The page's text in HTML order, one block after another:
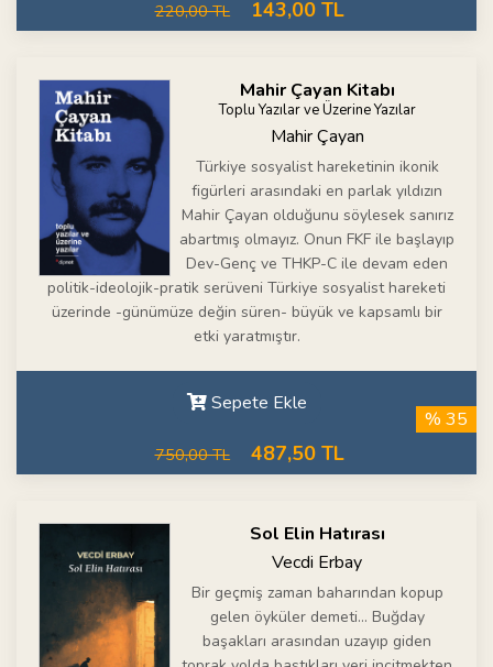
220,00 TL 143,00 TL
Mahir Çayan Kitabı
Toplu Yazılar ve Üzerine Yazılar
Mahir Çayan
Türkiye sosyalist hareketinin ikonik
figürleri arasındaki en parlak yıldızın
Mahir Çayan olduğunu söylesek sanırız
abartmış olmayız. Onun FKF ile başlayıp
Dev-Genç ve THKP-C ile devam eden
politik-ideolojik-pratik serüveni Türkiye sosyalist hareketi
üzerinde -günümüze değin süren- büyük ve kapsamlı bir
etki yaratmıştır.
Sepete Ekle
750,00 TL 487,50 TL
% 35
Sol Elin Hatırası
Vecdi Erbay
Bir geçmiş zaman baharından kopup
gelen öyküler demeti… Buğday
başakları arasından uzayıp giden